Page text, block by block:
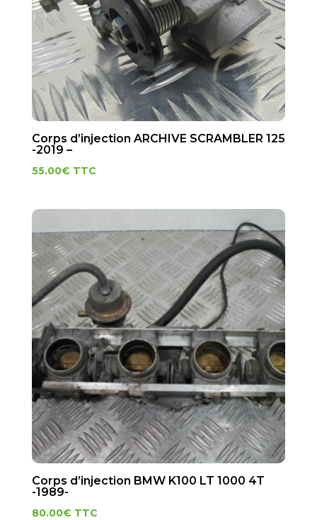
Corps d’injection ARCHIVE SCRAMBLER 125
-2019 –
55.00€ TTC
Corps d’injection BMW K100 LT 1000 4T
-1989-
80.00€ TTC